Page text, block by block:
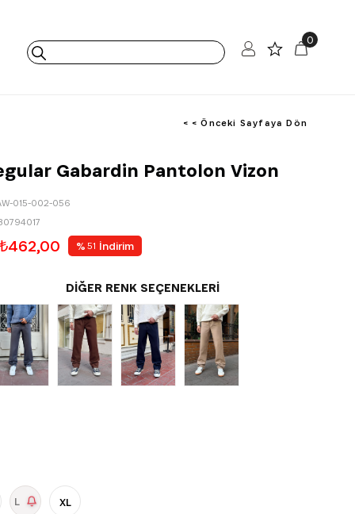
0
< < Önceki Sayfaya Dön
Gabardin Pantolon Vizon
015-002-056
₺462,00 % 51 İndirim
DIĞER RENK SEÇENEKLERI
L XL